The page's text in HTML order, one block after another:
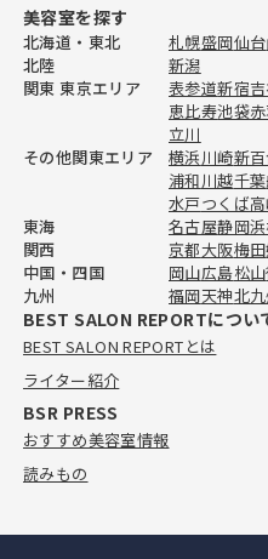
おすすめ美容室情報
【完全取材】柏でカラーが上手
美容室10軒
2026.4.24
おすすめ美容室情報
【完全取材】柏でカットが上手い
美容室10選
美容室を探す
北海道・東北 札幌盛岡仙台
北陸
新潟
関東 東京エリア
表参道新宿
恵比寿池袋
立川
その他関東エリア
横浜川崎新
浦和川越千葉
水戸つくば
東海
名古屋静岡
関西
京都大阪梅田
中国・四国
岡山広島松山
九州
福岡天神北
BEST SALON REPORTについ
BEST SALON REPORTとは
ライター紹介
BSR PRESS
おすすめ美容室情報
読みもの